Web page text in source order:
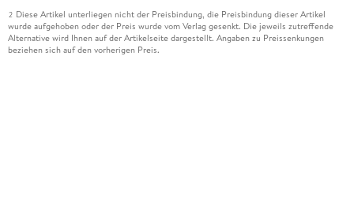
2 Diese Artikel unterliegen nicht der Preisbindung, die Preisbindung dieser Artikel
wurde aufgehoben oder der Preis wurde vom Verlag gesenkt. Die jeweils zutreffende
Alternative wird Ihnen auf der Artikelseite dargestellt. Angaben zu Preissenkungen
beziehen sich auf den vorherigen Preis.